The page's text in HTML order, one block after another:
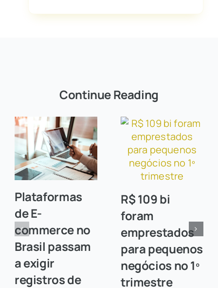
Continue Reading
Plataformas
de E-
commerce no
Brasil passam
a exigir
registros de
R$ 109 bi
foram
emprestados
para pequenos
negócios no 1º
trimestre